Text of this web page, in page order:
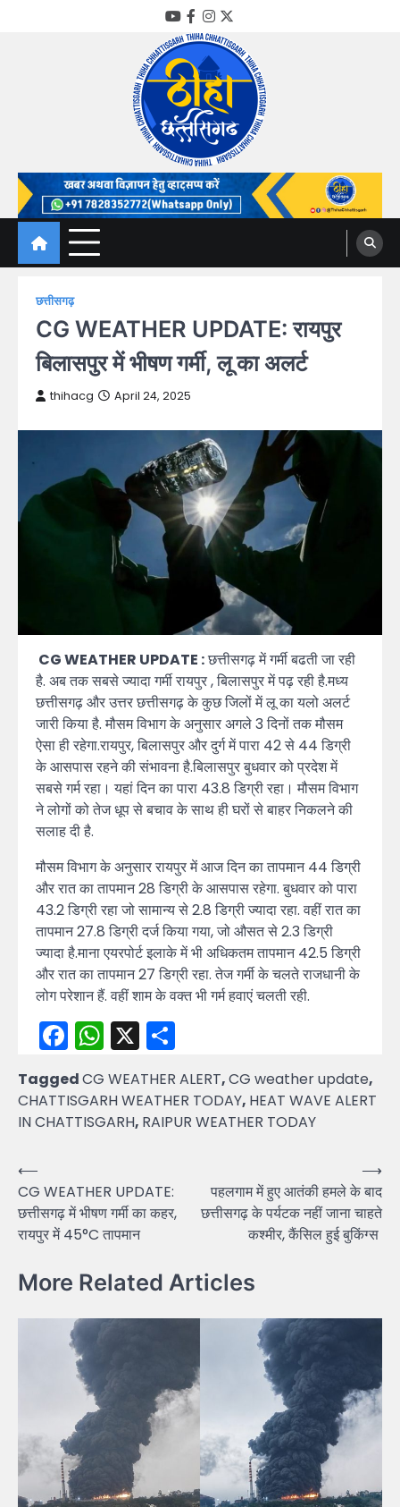
YouTube
Facebook
Instagram
Twitter
Thiha Chhattisgarh
गोठ जन-जन के
छत्तीसगढ़
CG WEATHER UPDATE: रायपुर
बिलासपुर में भीषण गर्मी, लू का अलर्ट
thihacg April 24, 2025
CG WEATHER UPDATE :छत्तीसगढ़ में गर्मी बढती जा रही
है. अब तक सबसे ज्यादा गर्मी रायपुर , बिलासपुर में पढ़ रही है.मध्य
छत्तीसगढ़ और उत्तर छत्तीसगढ़ के कुछ जिलों में लू का यलो अलर्ट
जारी किया है. मौसम विभाग के अनुसार अगले 3 दिनों तक मौसम
ऐसा ही रहेगा.रायपुर, बिलासपुर और दुर्ग में पारा 42 से 44 डिग्री
के आसपास रहने की संभावना है.बिलासपुर बुधवार को प्रदेश में
सबसे गर्म रहा। यहां दिन का पारा 43.8 डिग्री रहा। मौसम विभाग
ने लोगों को तेज धूप से बचाव के साथ ही घरों से बाहर निकलने की
सलाह दी है.
मौसम विभाग के अनुसार रायपुर में आज दिन का तापमान 44 डिग्री
और रात का तापमान 28 डिग्री के आसपास रहेगा. बुधवार को पारा
43.2 डिग्री रहा जो सामान्य से 2.8 डिग्री ज्यादा रहा. वहीं रात का
तापमान 27.8 डिग्री दर्ज किया गया, जो औसत से 2.3 डिग्री
ज्यादा है.माना एयरपोर्ट इलाके में भी अधिकतम तापमान 42.5 डिग्री
और रात का तापमान 27 डिग्री रहा. तेज गर्मी के चलते राजधानी के
लोग परेशान हैं. वहीं शाम के वक्त भी गर्म हवाएं चलती रही.
Facebook
WhatsApp
X
TaggedCG WEATHER ALERT,CG weather update,
CHATTISGARH WEATHER TODAY, HEAT WAVE ALERT
IN CHATTISGARH, RAIPUR WEATHER TODAY
Post
navigation
⟵
CG WEATHER UPDATE:
छत्तीसगढ़ में भीषण गर्मी का कहर,
रायपुर में 45°C तापमान
पहलगाम में हुए आतंकी हमले के बाद
छत्तीसगढ़ के पर्यटक नहीं जाना चाहते
कश्मीर, कैंसिल हुई बुकिंग्स
⟶
More Related Articles